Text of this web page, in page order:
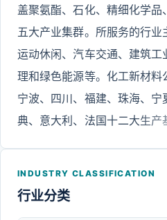
盖聚氨酯、石化、精细化学品
五大产业集群。所服务的行业
运动休闲、汽车交通、建筑工
理和绿色能源等。化工新材料
宁波、四川、福建、珠海、
典、意大利、法国十二大生产
局，并在欧洲、美国、日本等
INDUSTRY CLASSIFICATION
行业分类